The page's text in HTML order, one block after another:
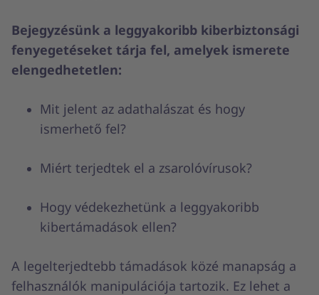
Bejegyzésünk a leggyakoribb kiberbiztonsági
fenyegetéseket tárja fel, amelyek ismerete
elengedhetetlen:
Mit jelent az adathalászat és hogy
ismerhető fel?
Miért terjedtek el a zsarolóvírusok?
Hogy védekezhetünk a leggyakoribb
kibertámadások ellen?
A legelterjedtebb támadások közé manapság a
felhasználók manipulációja tartozik. Ez lehet a